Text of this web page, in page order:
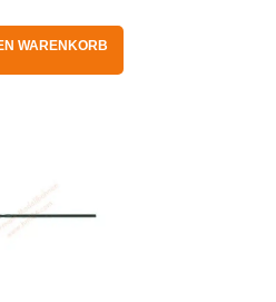
WARENKORB